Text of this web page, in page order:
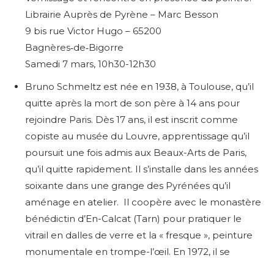
Librairie Auprès de Pyrène – Marc Besson
9 bis rue Victor Hugo – 65200
Bagnères‑de‑Bigorre
Samedi 7 mars, 10h30-12h30
Bruno Schmeltz est née en 1938, à Toulouse, qu’il
quitte après la mort de son père à 14 ans pour
rejoindre Paris. Dès 17 ans, il est inscrit comme
copiste au musée du Louvre, apprentissage qu’il
poursuit une fois admis aux Beaux-Arts de Paris,
qu’il quitte rapidement. Il s’installe dans les années
soixante dans une grange des Pyrénées qu’il
aménage en atelier. Il coopère avec le monastère
bénédictin d’En-Calcat (Tarn) pour pratiquer le
vitrail en dalles de verre et la « fresque », peinture
monumentale en trompe-l’œil. En 1972, il se